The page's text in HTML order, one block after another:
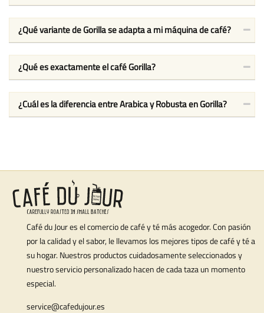
¿Qué variante de Gorilla se adapta a mi máquina de café?
¿Qué es exactamente el café Gorilla?
¿Cuál es la diferencia entre Arabica y Robusta en Gorilla?
Café du Jour es el comercio de café y té más acogedor. Con pasión
por la calidad y el sabor, le llevamos los mejores tipos de café y té a
su hogar. Nuestros productos cuidadosamente seleccionados y
nuestro servicio personalizado hacen de cada taza un momento
especial.
service@cafedujour.es